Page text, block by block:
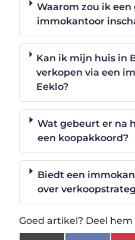
Waarom zou ik een
immokantoor
Kan ik mijn huis in
verkopen via een
Eeklo?
Wat gebeurt er na
een koopakkoord?
Biedt een
over
Goed artikel? Deel hem